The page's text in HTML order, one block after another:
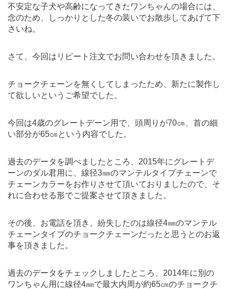
不安定な子犬や高齢になってきたワンちゃんの場合には、
念のため、しっかりとした冬の装いでお散歩してあげて下
さいね。
さて、今回はリピート注文でお問い合わせを頂きました。
チョークチェーンを無くしてしまったため、新たに製作し
て欲しいというご希望でした。
今回は4歳のグレートデーン用で、頭周りが70㎝、首の細
い部分が65㎝という内容でした。
過去のデータを調べましたところ、2015年にグレートデ
ーンのダル君用に、線径3㎜のマンテルタイプチェーンで
チェーンカラーをお作りさせて頂いておりましたので、そ
れに合わせる形でご提案させて頂きました。
その後、お電話を頂き、紛失したのは線径4㎜のマンテル
チェーンタイプのチョークチェーンだったと思うとのお返
事を頂きました。
過去のデータをチェックしましたところ、2014年に別の
ワンちゃん用に線径4㎜で最大内周が約65㎝のチョークチ